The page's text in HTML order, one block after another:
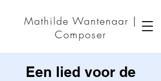
Mathilde Wantenaar |
Composer
Een lied voor de